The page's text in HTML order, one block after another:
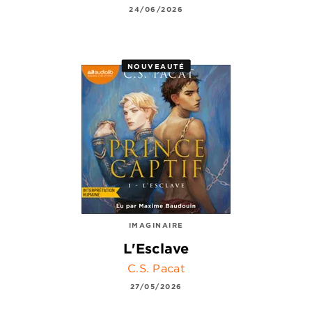
24/06/2026
NOUVEAUTÉ
IMAGINAIRE
L'Esclave
C.S. Pacat
27/05/2026